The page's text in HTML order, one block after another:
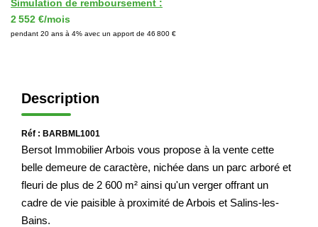
SYNDIC
Nos Partenaires
Nos Actualités
Simulation de remboursement :
2 552 €/mois
pendant 20 ans à 4% avec un apport de 46 800 €
Description
Réf : BARBML1001
Bersot Immobilier Arbois vous propose à la vente cette
belle demeure de caractère, nichée dans un parc arboré et
fleuri de plus de 2 600 m² ainsi qu'un verger offrant un
cadre de vie paisible à proximité de Arbois et Salins-les-
Bains.